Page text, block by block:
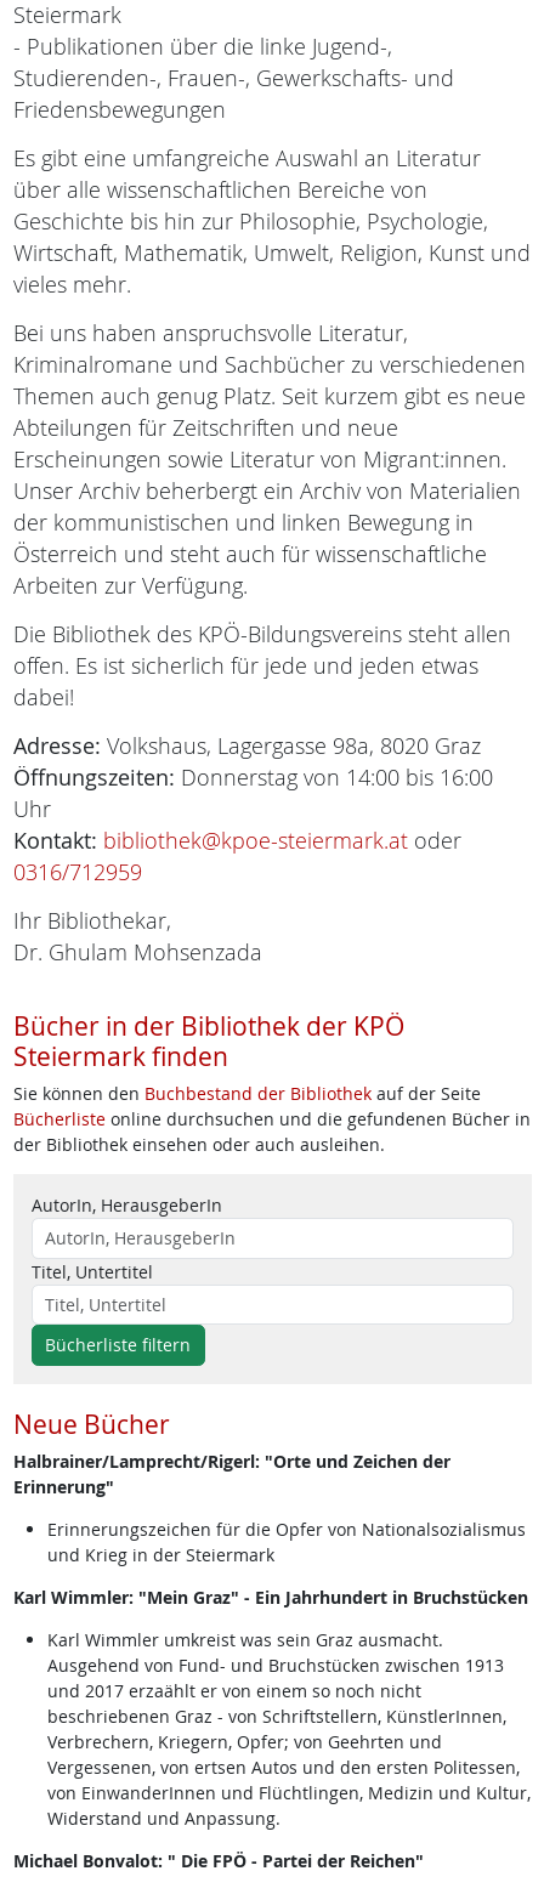
Steiermark
- Publikationen über die linke Jugend-,
Studierenden-, Frauen-, Gewerkschafts- und
Friedensbewegungen
Es gibt eine umfangreiche Auswahl an Literatur
über alle wissenschaftlichen Bereiche von
Geschichte bis hin zur Philosophie, Psychologie,
Wirtschaft, Mathematik, Umwelt, Religion, Kunst und
vieles mehr.
Bei uns haben anspruchsvolle Literatur,
Kriminalromane und Sachbücher zu verschiedenen
Themen auch genug Platz. Seit kurzem gibt es neue
Abteilungen für Zeitschriften und neue
Erscheinungen sowie Literatur von Migrant:innen.
Unser Archiv beherbergt ein Archiv von Materialien
der kommunistischen und linken Bewegung in
Österreich und steht auch für wissenschaftliche
Arbeiten zur Verfügung.
Die Bibliothek des KPÖ-Bildungsvereins steht allen
offen. Es ist sicherlich für jede und jeden etwas
dabei!
Adresse: Volkshaus, Lagergasse 98a, 8020 Graz
Öffnungszeiten: Donnerstag von 14:00 bis 16:00
Uhr
Kontakt: bibliothek@kpoe-steiermark.atoder
0316/712959
Ihr Bibliothekar,
Dr. Ghulam Mohsenzada
Bücher in der Bibliothek der KPÖ
Steiermark finden
Sie können den Buchbestand der Bibliothekauf der Seite
Bücherlisteonline durchsuchen und die gefundenen Bücher in
der Bibliothek einsehen oder auch ausleihen.
AutorIn, HerausgeberIn
Titel, Untertitel
Bücherliste filtern
Neue Bücher
Halbrainer/Lamprecht/Rigerl: "Orte und Zeichen der
Erinnerung"
Erinnerungszeichen für die Opfer von Nationalsozialismus
und Krieg in der Steiermark
Karl Wimmler: "Mein Graz" - Ein Jahrhundert in Bruchstücken
Karl Wimmler umkreist was sein Graz ausmacht.
Ausgehend von Fund- und Bruchstücken zwischen 1913
und 2017 erzaählt er von einem so noch nicht
beschriebenen Graz - von Schriftstellern, KünstlerInnen,
Verbrechern, Kriegern, Opfer; von Geehrten und
Vergessenen, von ertsen Autos und den ersten Politessen,
von EinwanderInnen und Flüchtlingen, Medizin und Kultur,
Widerstand und Anpassung.
Michael Bonvalot: " Die FPÖ - Partei der Reichen"